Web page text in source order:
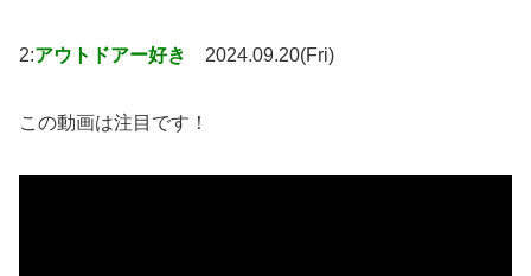
2:アウトドアー好き 2024.09.20(Fri)
この動画は注目です！